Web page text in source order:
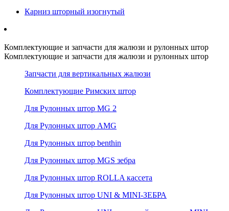
Карниз шторный изогнутый
Комплектующие и запчасти для жалюзи и рулонных штор
Комплектующие и запчасти для жалюзи и рулонных штор
Запчасти для вертикальных жалюзи
Комплектующие Римских штор
Для Рулонных штор MG 2
Для Рулонных штор AMG
Для Рулонных штор benthin
Для Рулонных штор MGS зебра
Для Рулонных штор ROLLA кассета
Для Рулонных штор UNI & MINI-ЗЕБРА